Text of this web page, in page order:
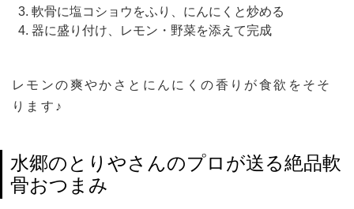
軟骨に塩コショウをふり、にんにくと炒める
器に盛り付け、レモン・野菜を添えて完成
レモンの爽やかさとにんにくの香りが食欲をそそ
ります♪
水郷のとりやさんのプロが送る絶品軟
骨おつまみ